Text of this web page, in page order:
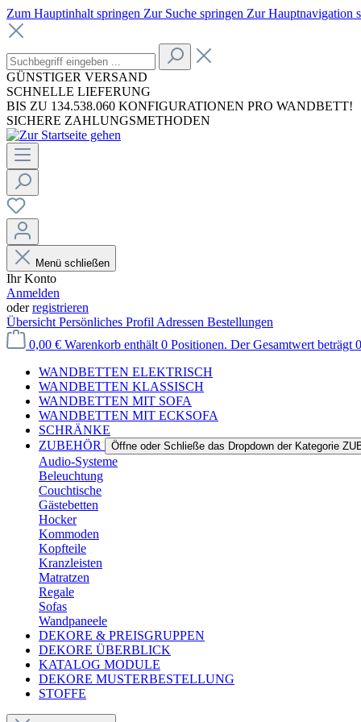
Zum Hauptinhalt springen Zur Suche springen Zur Hauptnavigation
GÜNSTIGER VERSAND
SCHNELLE LIEFERUNG
BIS ZU 134.538.060 KONFIGURATIONEN PRO WANDBETT!
SICHERE ZAHLUNGSMETHODEN
Menü schließen
Ihr Konto
Anmelden
oderregistrieren
Übersicht Persönliches Profil Adressen Bestellungen
0,00 € Warenkorb enthält 0 Positionen. Der Gesamtwert beträgt
WANDBETTEN ELEKTRISCH
WANDBETTEN KLASSISCH
WANDBETTEN MIT SOFA
WANDBETTEN MIT ECKSOFA
SCHRÄNKE
ZUBEHÖR
Öffne oder Schließe das Dropdown der Kategorie
Audio-Systeme
Beleuchtung
Couchtische
Gästebetten
Hocker
Kommoden
Kopfteile
Kranzleisten
Matratzen
Regale
Sofas
Wandpaneele
DEKORE & PREISGRUPPEN
DEKORE ÜBERBLICK
KATALOG MODULE
DEKORE MUSTERBESTELLUNG
STOFFE